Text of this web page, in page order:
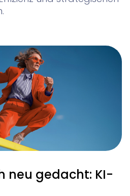
neu gedacht: KI-